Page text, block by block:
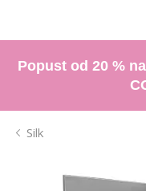
Popust od 20 %
Silk